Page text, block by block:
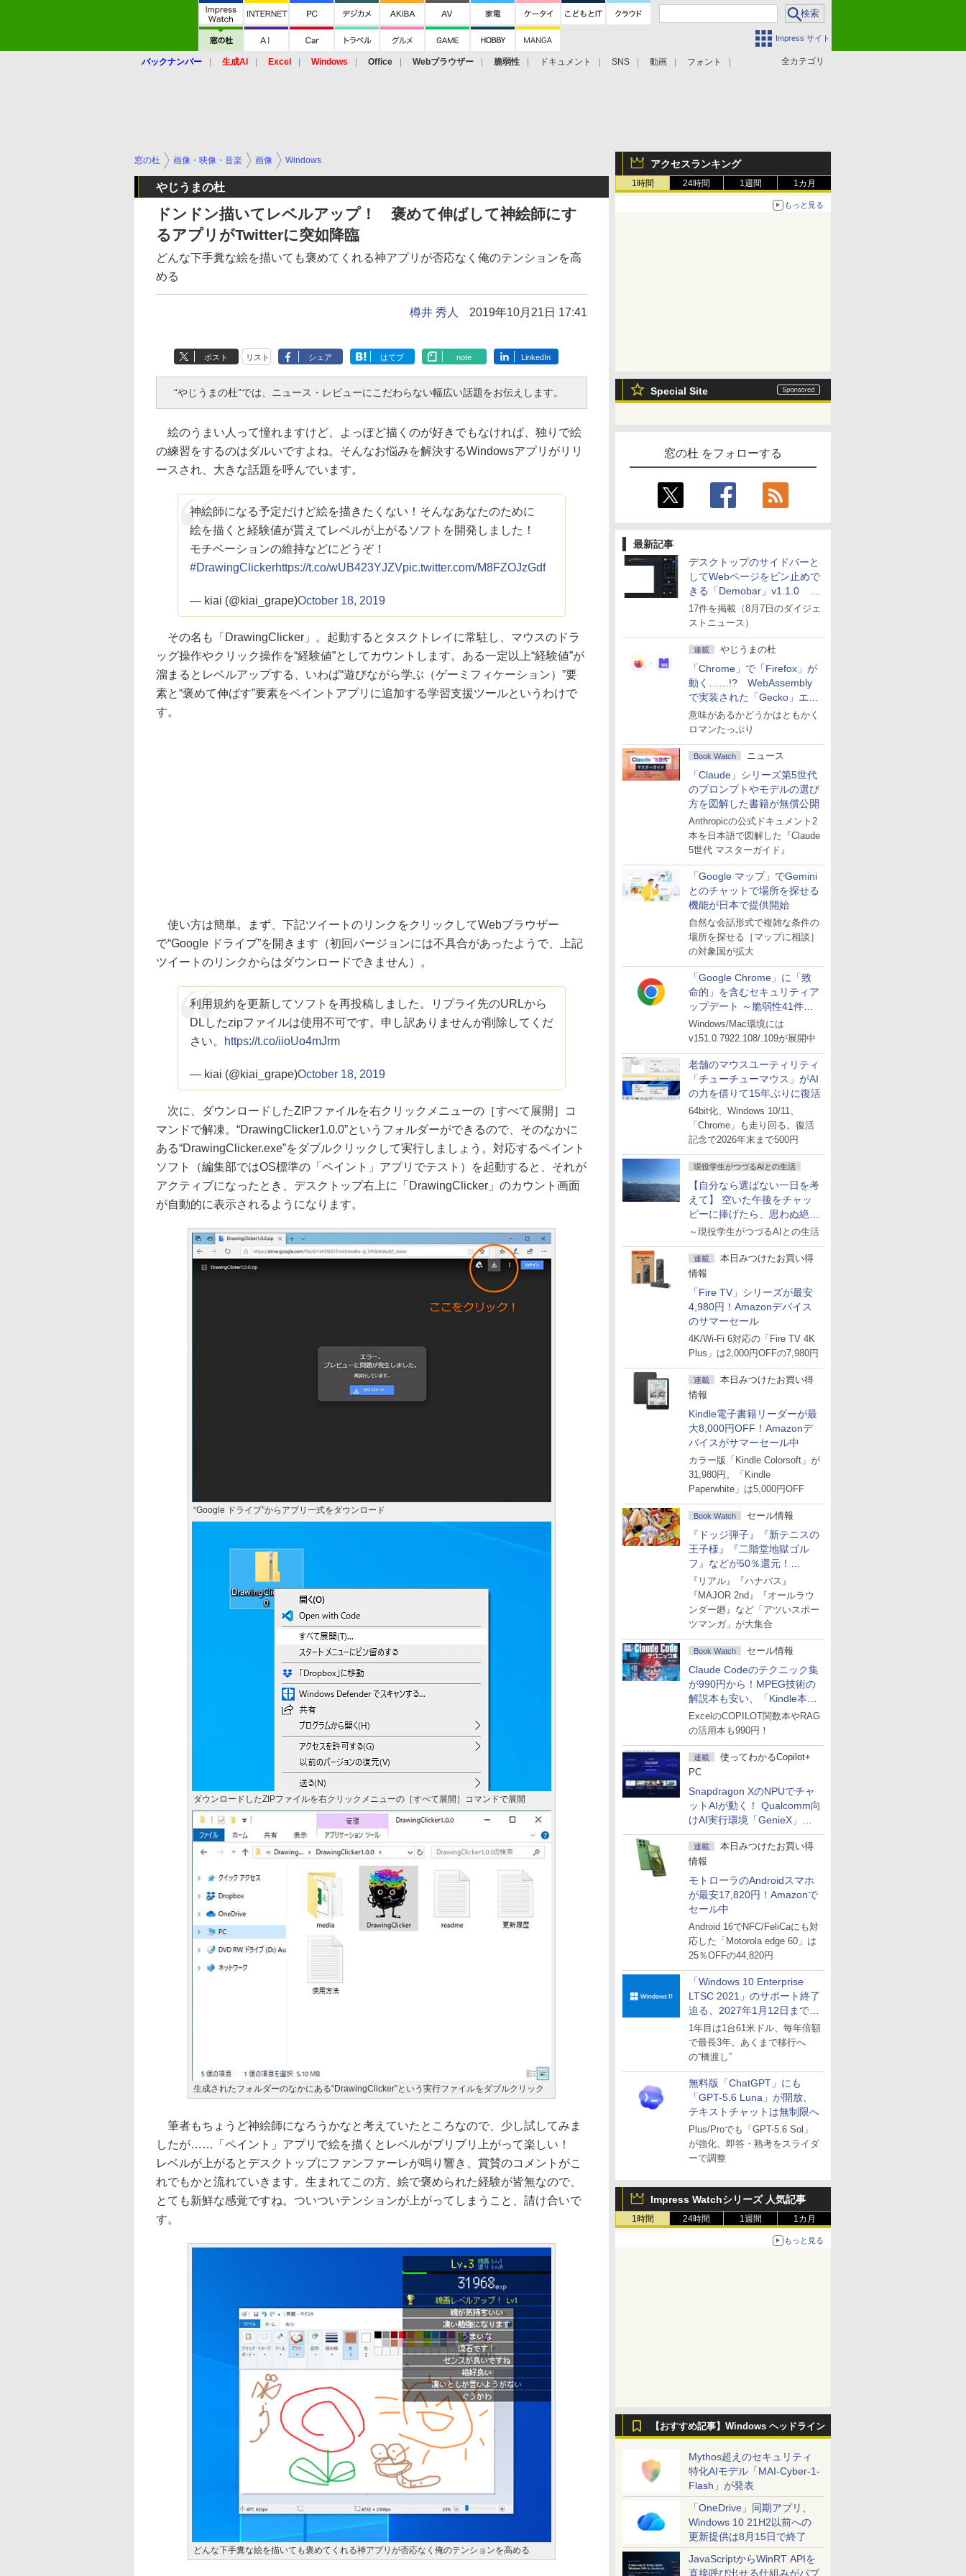
Impress サイト
全カテゴリ
バックナンバー 生成AI Excel Windows Office Webブラウザー 脆弱性 ドキュメント SNS 動画 フォント
アクセスランキング
1時間 24時間 1週間 1カ月
もっと見る
Special Site
窓の杜 をフォローする
最新記事
デスクトップのサイドバーと
してWebページをピン止めで
きる「Demobar」v1.1.0 ほ
か
17件を掲載（8月7日のダイジェ
ストニュース）
連載 やじうまの杜
「Chrome」で「Firefox」が
動く……!? WebAssembly
で実装された「Gecko」エン
ジン
意味があるかどうかはともかく
ロマンたっぷり
Book Watch ニュース
「Claude」シリーズ第5世代
のプロンプトやモデルの選び
方を図解した書籍が無償公開
Anthropicの公式ドキュメント2
本を日本語で図解した『Claude
5世代 マスターガイド』
「Google マップ」でGemini
とのチャットで場所を探せる
機能が日本で提供開始
自然な会話形式で複雑な条件の
場所を探せる［マップに相談］
の対象国が拡大
「Google Chrome」に「致
命的」を含むセキュリティア
ップデート ～脆弱性41件に
対処
Windows/Mac環境には
v151.0.7922.108/.109が展開中
老舗のマウスユーティリティ
「チューチューマウス」がAI
の力を借りて15年ぶりに復活
64bit化、Windows 10/11、
「Chrome」も走り回る。復活
記念で2026年末まで500円
現役学生がつづるAIとの生活
【自分なら選ばない一日を考
えて】 空いた午後をチャッ
ピーに捧げたら、思わぬ絶景
に出会った話
～現役学生がつづるAIとの生活
連載
本日みつけたお買い得
情報
「Fire TV」シリーズが最安
4,980円！Amazonデバイス
のサマーセール
4K/Wi-Fi 6対応の「Fire TV 4K
Plus」は2,000円OFFの7,980円
連載
本日みつけたお買い得
情報
Kindle電子書籍リーダーが最
大8,000円OFF！Amazonデ
バイスがサマーセール中
カラー版「Kindle Colorsoft」が
31,980円。「Kindle
Paperwhite」は5,000円OFF
Book Watch セール情報
『ドッジ弾子』『新テニスの
王子様』『二階堂地獄ゴル
フ』などが50％還元！
Amazonマンガ週末セール
『リアル』『ハナバス』
『MAJOR 2nd』『オールラウ
ンダー廻』など「アツいスポー
ツマンガ」が大集合
Book Watch セール情報
Claude Codeのテクニック集
が990円から！MPEG技術の
解説本も安い、「Kindle本サ
マーセール」第2弾開始！
ExcelのCOPILOT関数本やRAG
の活用本も990円！
連載
使ってわかるCopilot+
PC
Snapdragon XのNPUでチャ
ットAIが動く！ Qualcomm向
けAI実行環境「GenieX」を
試してみた
連載
本日みつけたお買い得
情報
モトローラのAndroidスマホ
が最安17,820円！Amazonで
セール中
Android 16でNFC/FeliCaにも対
応した「Motorola edge 60」は
25％OFFの44,820円
「Windows 10 Enterprise
LTSC 2021」のサポート終了
迫る、2027年1月12日まで
～ESUは9月1日から販売
1年目は1台61米ドル、毎年倍額
で最長3年。あくまで移行へ
の“橋渡し”
無料版「ChatGPT」にも
「GPT-5.6 Luna」が開放、
テキストチャットは無制限へ
Plus/Proでも「GPT-5.6 Sol」
が強化、即答・熟考をスライダ
ーで調整
Impress Watchシリーズ 人気記事
1時間 24時間 1週間 1カ月
もっと見る
【おすすめ記事】Windows ヘッドライン
Mythos超えのセキュリティ
特化AIモデル「MAI-Cyber-1-
Flash」が発表
「OneDrive」同期アプリ、
Windows 10 21H2以前への
更新提供は8月15日で終了
JavaScriptからWinRT APIを
直接呼び出せる仕組みがパブ
窓の杜 画像・映像・音楽 画像 Windows
やじうまの杜
ドンドン描いてレベルアップ！ 褒めて伸ばして神絵師にす
るアプリがTwitterに突如降臨
どんな下手糞な絵を描いても褒めてくれる神アプリが否応なく俺のテンションを高
める
樽井 秀人 2019年10月21日 17:41
ポスト リスト シェア はてブ note LinkedIn
“やじうまの杜”では、ニュース・レビューにこだわらない幅広い話題をお伝えします。
絵のうまい人って憧れますけど、よっぽど描くのが好きでもなければ、独りで絵
の練習をするのはダルいですよね。そんなお悩みを解決するWindowsアプリがリリ
ースされ、大きな話題を呼んでいます。
神絵師になる予定だけど絵を描きたくない！そんなあなたのために
絵を描くと経験値が貰えてレベルが上がるソフトを開発しました！
モチベーションの維持などにどうぞ！
#DrawingClickerhttps://t.co/wUB423YJZVpic.twitter.com/M8FZOJzGdf
— kiai (@kiai_grape)October 18, 2019
その名も「DrawingClicker」。起動するとタスクトレイに常駐し、マウスのドラ
ッグ操作やクリック操作を“経験値”としてカウントします。ある一定以上“経験値”が
溜まるとレベルアップする、いわば“遊びながら学ぶ（ゲーミフィケーション）”要
素と“褒めて伸ばす”要素をペイントアプリに追加する学習支援ツールというわけで
す。
使い方は簡単。まず、下記ツイートのリンクをクリックしてWebブラウザー
で“Google ドライブ”を開きます（初回バージョンには不具合があったようで、上記
ツイートのリンクからはダウンロードできません）。
利用規約を更新してソフトを再投稿しました。リプライ先のURLから
DLしたzipファイルは使用不可です。申し訳ありませんが削除してくだ
さい。
https://t.co/iioUo4mJrm
— kiai (@kiai_grape)October 18, 2019
次に、ダウンロードしたZIPファイルを右クリックメニューの［すべて展開］コ
マンドで解凍。“DrawingClicker1.0.0”というフォルダーができるので、そのなかに
ある“DrawingClicker.exe”をダブルクリックして実行しましょう。対応するペイント
ソフト（編集部ではOS標準の「ペイント」アプリでテスト）を起動すると、それが
アクティブになったとき、デスクトップ右上に「DrawingClicker」のカウント画面
が自動的に表示されるようになります。
“Google ドライブ”からアプリ一式をダウンロード
ダウンロードしたZIPファイルを右クリックメニューの［すべて展開］コマンドで展開
生成されたフォルダーのなかにある“DrawingClicker”という実行ファイルをダブルクリック
筆者もちょうど神絵師になろうかなと考えていたところなので、少し試してみま
したが……「ペイント」アプリで絵を描くとレベルがブリブリ上がって楽しい！
レベルが上がるとデスクトップにファンファーレが鳴り響き、賞賛のコメントがこ
れでもかと流れていきます。生まれてこの方、絵で褒められた経験が皆無なので、
とても新鮮な感覚ですね。ついついテンションが上がってしまうこと、請け合いで
す。
どんな下手糞な絵を描いても褒めてくれる神アプリが否応なく俺のテンションを高める